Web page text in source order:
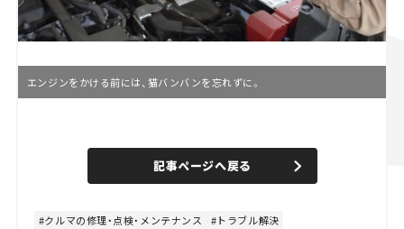
エンジンをかける前には、猫バンバンを忘れずに。
n
e
d
8
記事ページへ戻る
クルマの修理・点検・メンテナンス トラブル解決